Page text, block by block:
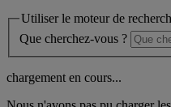
Utiliser le moteur de
Que cherchez-vous ?
chargement en cours...